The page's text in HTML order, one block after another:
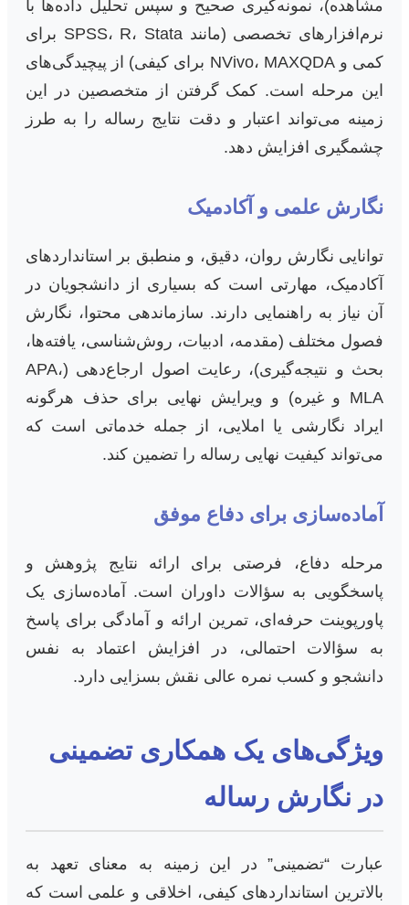
مشاهده)، نمونه‌گیری صحیح و سپس تحلیل داده‌ها با
نرم‌افزارهای تخصصی (مانند SPSS، R، Stata برای
کمی و NVivo، MAXQDA برای کیفی) از پیچیدگی‌های
این مرحله است. کمک گرفتن از متخصصین در این
زمینه می‌تواند اعتبار و دقت نتایج رساله را به طرز
چشمگیری افزایش دهد.
نگارش علمی و آکادمیک
توانایی نگارش روان، دقیق، و منطبق بر استانداردهای
آکادمیک، مهارتی است که بسیاری از دانشجویان در
آن نیاز به راهنمایی دارند. سازماندهی محتوا، نگارش
فصول مختلف (مقدمه، ادبیات، روش‌شناسی، یافته‌ها،
بحث و نتیجه‌گیری)، رعایت اصول ارجاع‌دهی (APA،
MLA و غیره) و ویرایش نهایی برای حذف هرگونه
ایراد نگارشی یا املایی، از جمله خدماتی است که
می‌تواند کیفیت نهایی رساله را تضمین کند.
آماده‌سازی برای دفاع موفق
مرحله دفاع، فرصتی برای ارائه نتایج پژوهش و
پاسخگویی به سؤالات داوران است. آماده‌سازی یک
پاورپوینت حرفه‌ای، تمرین ارائه و آمادگی برای پاسخ
به سؤالات احتمالی، در افزایش اعتماد به نفس
دانشجو و کسب نمره عالی نقش بسزایی دارد.
ویژگی‌های یک همکاری تضمینی
در نگارش رساله
عبارت “تضمینی” در این زمینه به معنای تعهد به
بالاترین استانداردهای کیفی، اخلاقی و علمی است که